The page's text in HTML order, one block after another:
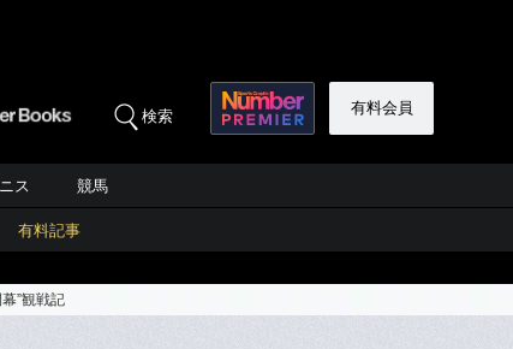
検索 有料会員
ス 競馬
有料記事
”観戦記